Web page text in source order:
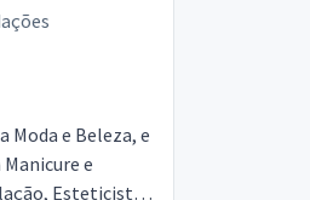
Moda e Beleza, e
e
Esteticista,